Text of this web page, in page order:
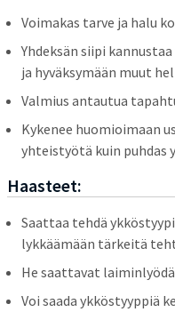
Voimakas tarve ja halu
Yhdeksän siipi
ja hyväksymään muut
Valmius antautua
Kykenee huomioimaan
yhteistyötä kuin puhdas
Haasteet:
Saattaa tehdä
lykkäämään tärkeitä
He saattavat
Voi saada ykköstyyppiä